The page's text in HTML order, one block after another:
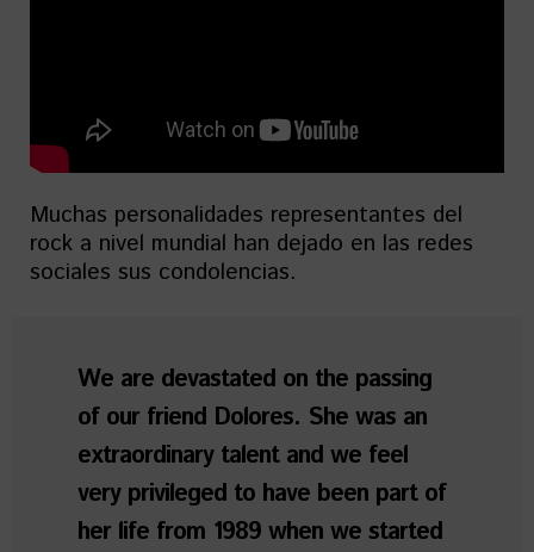
Muchas personalidades representantes del
rock a nivel mundial han dejado en las redes
sociales sus condolencias.
We are devastated on the passing
of our friend Dolores. She was an
extraordinary talent and we feel
very privileged to have been part of
her life from 1989 when we started